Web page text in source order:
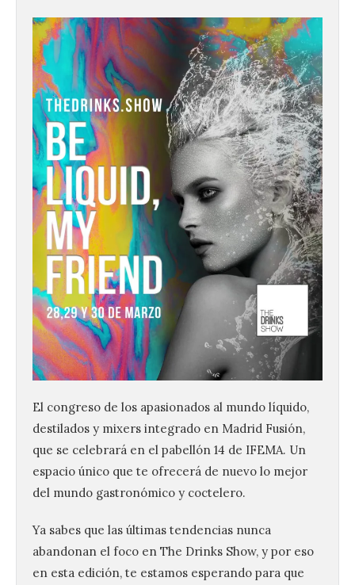
El congreso de los apasionados al mundo líquido,
destilados y mixers integrado en Madrid Fusión,
que se celebrará en el pabellón 14 de IFEMA. Un
espacio único que te ofrecerá de nuevo lo mejor
del mundo gastronómico y coctelero.
Ya sabes que las últimas tendencias nunca
abandonan el foco en The Drinks Show, y por eso
en esta edición, te estamos esperando para que